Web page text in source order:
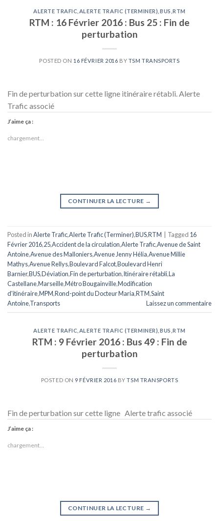
ALERTE TRAFIC ALERTE TRAFIC (TERMINER) BUS ,RTM
RTM : 16 Février 2016 : Bus 25 : Fin de
perturbation
POSTED ON 16 FÉVRIER 2016 BY TSM TRANSPORTS
Fin de perturbation sur cette ligne itinéraire rétabli. Alerte
Trafic associé
J’aime ça :
chargement…
CONTINUER LA LECTURE →
Posted inAlerte Trafic,Alerte Trafic (Terminer),BUS,RTM Tagged 16
Février 2016,25,Accident de la circulation,Alerte Trafic,Avenue de Saint
Antoine,Avenue des Malloniers,Avenue Jenny Hélia,Avenue Millie
Mathys,Avenue Rellys,Boulevard Falcot,Boulevard Henri
Barnier,BUS,Déviation,Fin de perturbation,Itinéraire rétabli,La
Castellane,Marseille,Métro Bougainville,Modification
d'itinéraire,MPM,Rond-point du Docteur Maria,RTM,Saint
Antoine,Transports Laissez un commentaire
ALERTE TRAFIC ALERTE TRAFIC (TERMINER) BUS ,RTM
RTM : 9 Février 2016 : Bus 49 : Fin de
perturbation
POSTED ON 9 FÉVRIER 2016 BYTSM TRANSPORTS
Fin de perturbation sur cette ligne Alerte trafic associé
J’aime ça :
chargement…
CONTINUER LA LECTURE →